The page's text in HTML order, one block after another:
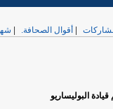
أقوال الصحافة.
قيادة البوليساريو